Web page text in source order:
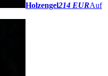
Holzengel214 EURAuf